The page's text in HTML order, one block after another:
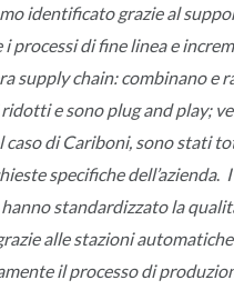
identificato grazie al
i processi di fine linea e
supply chain: combinano
e sono plug and play;
caso di Cariboni, sono stati
specifiche dell’azienda.
hanno standardizzato la
alle stazioni
il processo di